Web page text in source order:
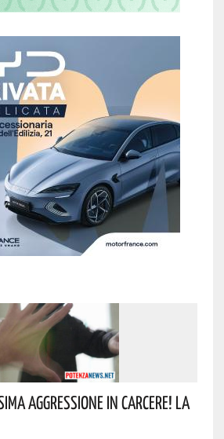
Aggressione In Carcere! La